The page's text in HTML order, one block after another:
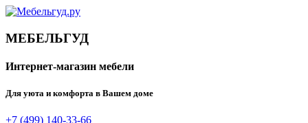
МЕБЕЛЬГУД
Интернет-магазин мебели
Для уюта и комфорта в Вашем доме
+7 (499) 140-33-66